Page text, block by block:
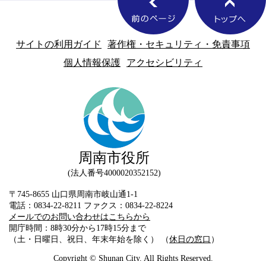
サイトの利用ガイド
著作権・セキュリティ・免責事項
個人情報保護
アクセシビリティ
周南市役所
法人番号4000020352152
〒745-8655 山口県周南市岐山通1-1
電話：0834-22-8211 ファクス：0834-22-8224
メールでのお問い合わせはこちらから
開庁時間：8時30分から17時15分まで
（土・日曜日、祝日、年末年始を除く） （休日の窓口 ）
Copyright © Shunan City. All Rights Reserved.